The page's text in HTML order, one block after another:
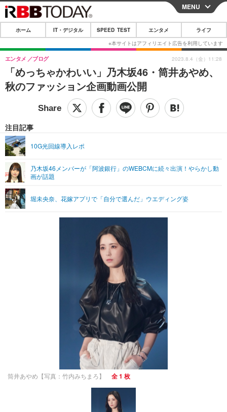
CLOSE
ホーム
IT・デジタル
IT・デジタルTOP スマートフォン
ショッピング その他
SPEED TEST
エンタメTOP 映画・ドラマ
グラビア
ショッピング その他
ライフTOP
その他
リリース一覧
プッシュ通知の停止方法
MENU
ホーム IT・デジタル SPEED TEST エンタメ ライフ
「めっちゃかわいい」乃木坂46・筒井あやめ、
秋のファッション企画動画公開
エンタメ ブログ
注目記事
10G光回線導入レポ
乃木坂46メンバーが「阿波銀行」のWEBCMに続々出演！やらかし動
画が話題
堀未央奈、花嫁アプリで「自分で選んだ」ウエディング姿
2023.8.4（金）11:28
筒井あやめ【写真：竹内みちまろ】 全 1 枚